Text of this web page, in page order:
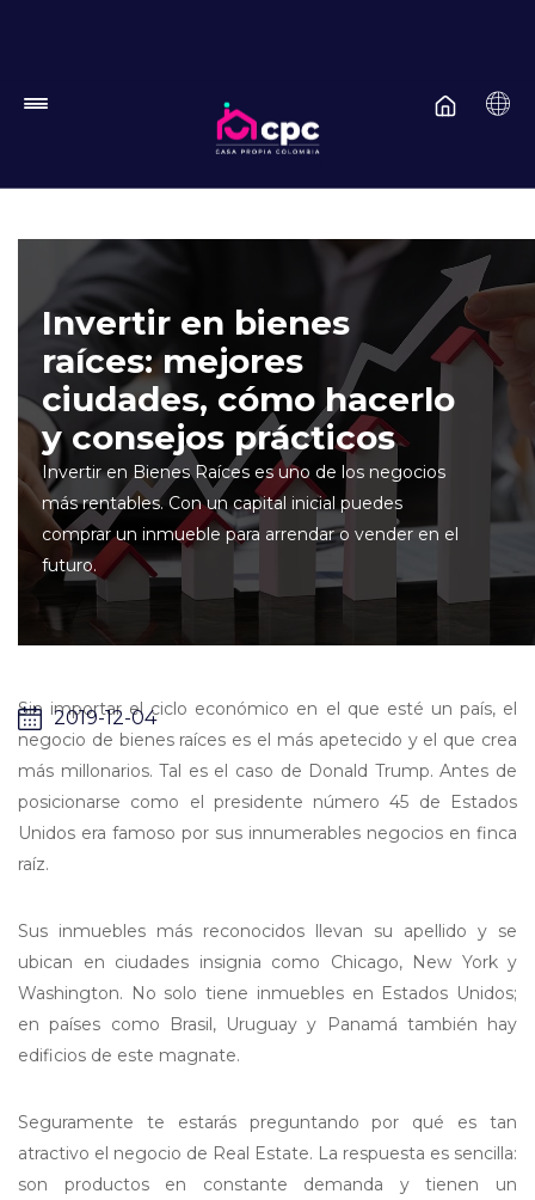
Invertir en bienes
raíces: mejores
ciudades, cómo hacerlo
y consejos prácticos
Invertir en Bienes Raíces es uno de los negocios
más rentables. Con un capital inicial puedes
comprar un inmueble para arrendar o vender en el
futuro.
2019-12-04
Sin importar el ciclo económico en el que esté un país, el
negocio de bienes raíces es el más apetecido y el que crea
más millonarios. Tal es el caso de Donald Trump. Antes de
posicionarse como el presidente número 45 de Estados
Unidos era famoso por sus innumerables negocios en finca
raíz.
Sus inmuebles más reconocidos llevan su apellido y se
ubican en ciudades insignia como Chicago, New York y
Washington. No solo tiene inmuebles en Estados Unidos;
en países como Brasil, Uruguay y Panamá también hay
edificios de este magnate.
Seguramente te estarás preguntando por qué es tan
atractivo el negocio de Real Estate. La respuesta es sencilla:
son productos en constante demanda y tienen un